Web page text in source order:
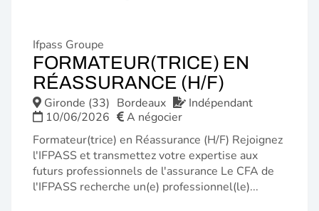
Ifpass Groupe
FORMATEUR(TRICE) EN
RÉASSURANCE (H/F)
FENÊTRE)
Gironde (33) Bordeaux
Indépendant
10/06/2026
A négocier
Formateur(trice) en Réassurance (H/F) Rejoignez
l'IFPASS et transmettez votre expertise aux
futurs professionnels de l'assurance Le CFA de
l'IFPASS recherche un(e) professionnel(le)...